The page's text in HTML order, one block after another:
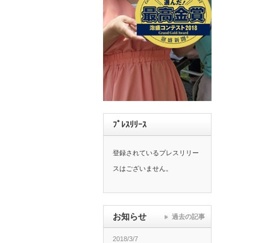
ﾌﾟﾚｽﾘﾘｰｽ
登録されているプレスリリー
スはございません。
お知らせ
2018/3/7
過去の記事